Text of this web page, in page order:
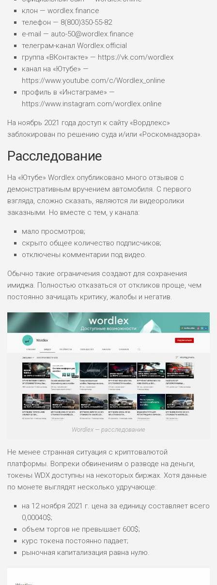
клон — wordlex.finance
телефон — 8(800)350-55-82
e-mail — auto-50@wordlex.finance
телеграм-канал Wordlex.official
группа «ВКонтакте» — https://vk.com/wordlex
канал на «Ютубе» —
https://www.youtube.com/c/Wordlex_online
профиль в «Инстаграме» —
https://www.instagram.com/wordlex.online
На ноябрь 2021 года доступ к сайту «Вордлекс»
заблокирован по решению суда и/или «Роскомнадзора».
Расследование
На «Ютубе» Wordlex опубликовано много отзывов с
демонстративным вручением автомобиля. С первого
взгляда, сложно сказать, являются ли видеоролики
заказными. Но вместе с тем, у канала:
мало просмотров;
скрыто общее количество подписчиков;
отключены комментарии под видео.
Обычно такие ограничения создают для сохранения
имиджа. Полностью отказаться от откликов проще, чем
постоянно зачищать критику, жалобы и негатив.
Wordlex — расследование
Не менее странная ситуация с криптовалютой
платформы. Вопреки обвинениям о разводе на деньги,
токены WDX доступны на некоторых биржах. Хотя данные
по монете выглядят несколько удручающе:
на 12 ноября 2021 г. цена за единицу составляет всего
0,00040$;
объем торгов не превышает 600$;
курс токена постоянно падает;
рыночная капитализация равна нулю.